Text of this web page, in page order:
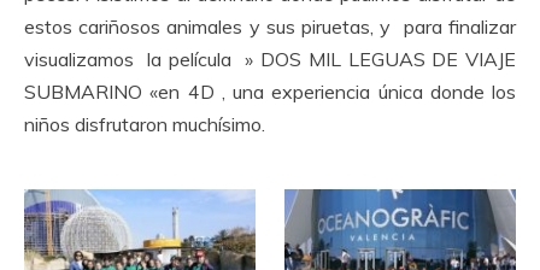
estos cariñosos animales y sus piruetas, y para finalizar
visualizamos la película » DOS MIL LEGUAS DE VIAJE
SUBMARINO «en 4D , una experiencia única donde los
niños disfrutaron muchísimo.